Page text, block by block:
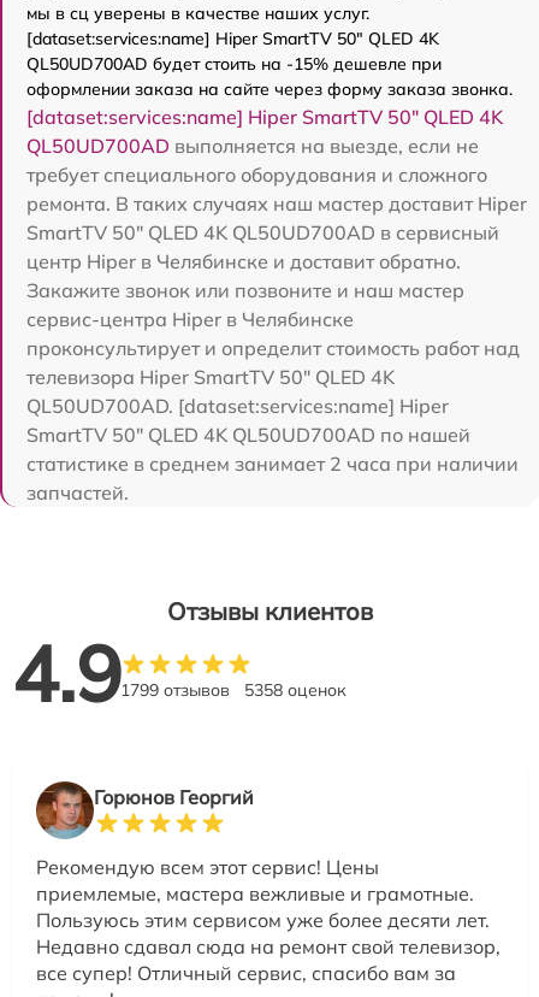
мы в сц уверены в качестве наших услуг.
[dataset:services:name] Hiper SmartTV 50" QLED 4K
QL50UD700AD будет стоить на -15% дешевле при
оформлении заказа на сайте через форму заказа звонка.
[dataset:services:name] Hiper SmartTV 50" QLED 4K
QL50UD700AD выполняется на выезде, если не
требует специального оборудования и сложного
ремонта. В таких случаях наш мастер доставит Hiper
SmartTV 50" QLED 4K QL50UD700AD в сервисный
центр Hiper в Челябинске и доставит обратно.
Закажите звонок или позвоните и наш мастер
сервис-центра Hiper в Челябинске
проконсультирует и определит стоимость работ над
телевизора Hiper SmartTV 50" QLED 4K
QL50UD700AD. [dataset:services:name] Hiper
SmartTV 50" QLED 4K QL50UD700AD по нашей
статистике в среднем занимает 2 часа при наличии
запчастей.
Отзывы клиентов
4.91799 отзывов 5358 оценок
Горюнов Георгий
Рекомендую всем этот сервис! Цены
приемлемые, мастера вежливые и грамотные.
Пользуюсь этим сервисом уже более десяти лет.
Недавно сдавал сюда на ремонт свой телевизор,
все супер! Отличный сервис, спасибо вам за